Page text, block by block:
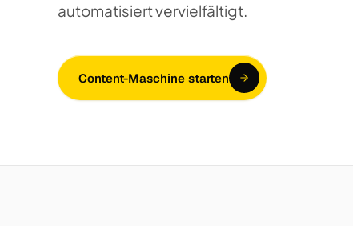
automatisiert vervielfältigt.
Content-Maschine starten